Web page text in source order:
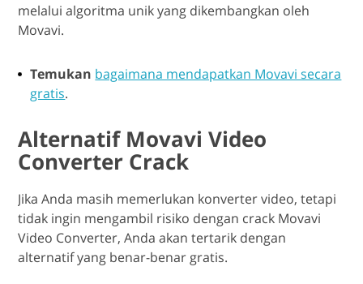
melalui algoritma unik yang dikembangkan oleh
Movavi.
Temukan bagaimana mendapatkan Movavi secara
gratis.
Alternatif Movavi Video
Converter Crack
Jika Anda masih memerlukan konverter video, tetapi
tidak ingin mengambil risiko dengan crack Movavi
Video Converter, Anda akan tertarik dengan
alternatif yang benar-benar gratis.